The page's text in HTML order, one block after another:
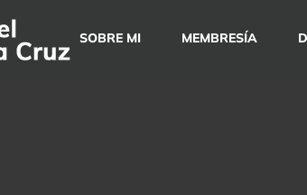
SOBRE MI MEMBRESÍA